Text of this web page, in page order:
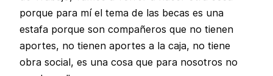
porque para mí el tema de las becas es una
estafa porque son compañeros que no tienen
aportes, no tienen aportes a la caja, no tiene
obra social, es una cosa que para nosotros no